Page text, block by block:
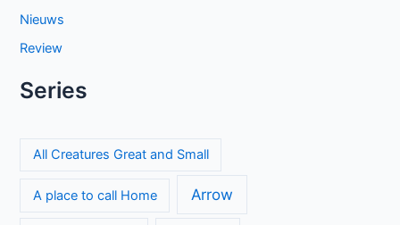
Nieuws
Review
Series
All Creatures Great and Small
A place to call Home Arrow